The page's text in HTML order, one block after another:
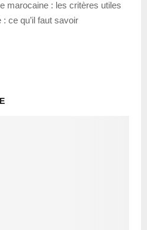
marocaine : les critères utiles
ce qu’il faut savoir